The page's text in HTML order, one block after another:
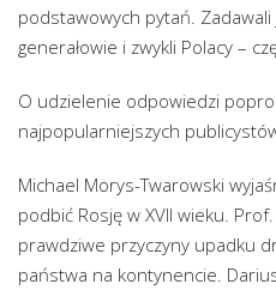
podstawowych pytań.
generałowie i zwykli Polacy –
O udzielenie odpowiedzi
najpopularniejszych
Michael Morys-Twarowski
podbić Rosję w XVII wieku.
prawdziwe przyczyny upadku
państwa na kontynencie.